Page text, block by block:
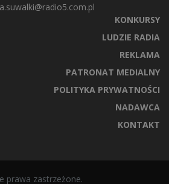
KONKURSY
LUDZIE RADIA
REKLAMA
PATRONAT MEDIALNY
POLITYKA PRYWATNOŚCI
NADAWCA
KONTAKT
prawa zastrzeżone.